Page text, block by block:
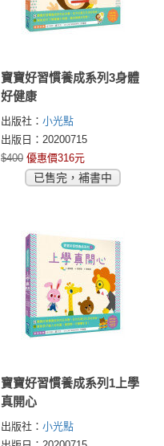
寶寶好習慣養成系列3身體
好健康
出版社： 小光點
出版日：20200715
$400 優惠價316元
已售完，補書中
寶寶好習慣養成系列1上學
真開心
出版社： 小光點